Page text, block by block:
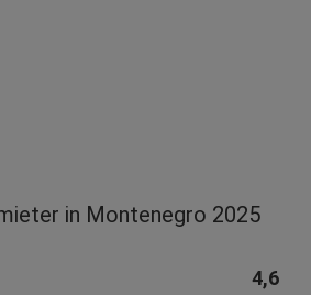
in Montenegro 2025
4,6